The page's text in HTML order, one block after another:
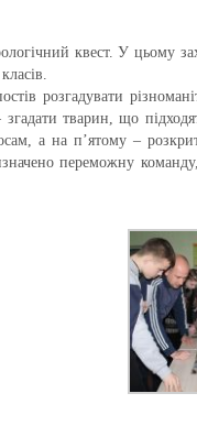
квест. У цьому
розгадувати
тварин, що
а на п’ятому –
переможну